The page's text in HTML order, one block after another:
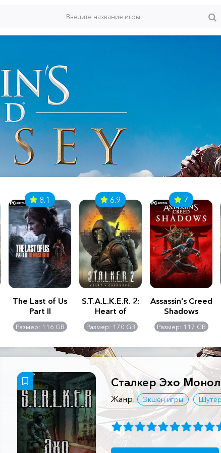
8.1
The Last of Us
Part II
Remastered
Размер: 116 GB
6.9
S.T.A.L.K.E.R. 2:
Heart of
Chernobyl -
Ultimate Edition
Размер: 170 GB
7
Assassin's Creed
Shadows
Размер: 117 GB
Сталкер Эхо
Жанр: Экшен игры